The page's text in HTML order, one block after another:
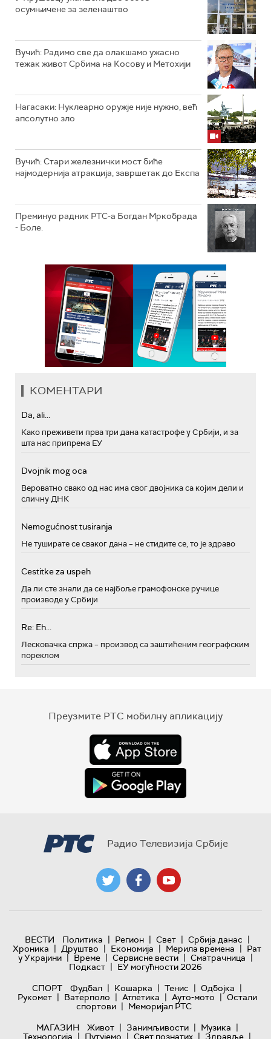
осумњичене за зеленаштво
Вучић: Радимо све да олакшамо ужасно
тежак живот Србима на Косову и Метохији
Нагасаки: Нуклеарно оружје није нужно, већ
апсолутно зло
Вучић: Стари железнички мост биће
најмодернија атракција, завршетак до Експа
Преминуо радник РТС-а Богдан Мркобрада
- Боле.
КОМЕНТАРИ
Da, ali...
Како преживети прва три дана катастрофе у Србији, и за
шта нас припрема ЕУ
Dvojnik mog oca
Вероватно свако од нас има свог двојника са којим дели и
сличну ДНК
Nemogućnost tusiranja
Не туширате се сваког дана – не стидите се, то је здраво
Cestitke za uspeh
Да ли сте знали да се најбоље грамофонске ручице
производе у Србији
Re: Eh...
Лесковачка спржа – производ са заштићеним географским
пореклом
Преузмите РТС мобилну апликацију
Радио Телевизија Србије
ВЕСТИ Политика | Регион | Свет | Србија данас |
Хроника | Друштво | Економија | Мерила времена | Рат
у Украјини | Време | Сервисне вести | Сматрачница |
Подкаст | ЕУ могућности 2026
СПОРТ
Фудбал | Кошарка | Тенис | Одбојка |
Рукомет | Ватерполо | Атлетика | Ауто-мото | Остали
спортови | Меморијал РТС
МАГАЗИН
Живот | Занимљивости | Музика |
Технологијa | Путујемо | Свет познатих | Здравље |